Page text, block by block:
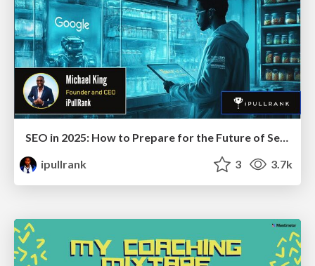
SEO in 2025: How to Prepare for the Future of Search
ipullrank
3 3.7k